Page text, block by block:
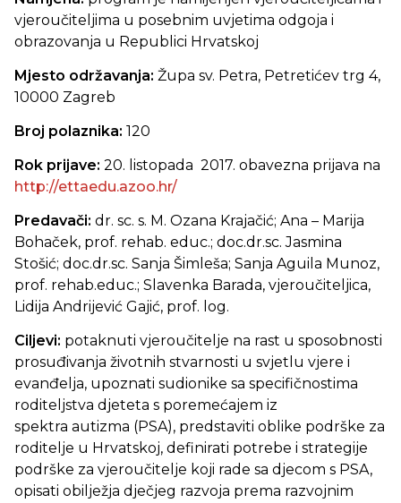
vjeroučiteljima u posebnim uvjetima odgoja i
obrazovanja u Republici Hrvatskoj
Mjesto održavanja: Župa sv. Petra, Petretićev trg 4,
10000 Zagreb
Broj polaznika: 120
Rok prijave: 20. listopada 2017. obavezna prijava na
http://ettaedu.azoo.hr/
Predavači: dr. sc. s. M. Ozana Krajačić; Ana – Marija
Bohaček, prof. rehab. educ.; doc.dr.sc. Jasmina
Stošić; doc.dr.sc. Sanja Šimleša; Sanja Aguila Munoz,
prof. rehab.educ.; Slavenka Barada, vjeroučiteljica,
Lidija Andrijević Gajić, prof. log.
Ciljevi: potaknuti vjeroučitelje na rast u sposobnosti
prosuđivanja životnih stvarnosti u svjetlu vjere i
evanđelja, upoznati sudionike sa specifičnostima
roditeljstva djeteta s poremećajem iz
spektra autizma (PSA), predstaviti oblike podrške za
roditelje u Hrvatskoj, definirati potrebe i strategije
podrške za vjeroučitelje koji rade sa djecom s PSA,
opisati obilježja dječjeg razvoja prema razvojnim